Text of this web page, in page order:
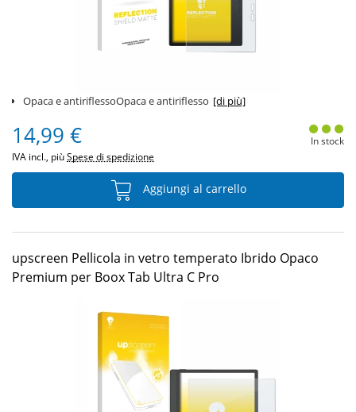
Opaca e antiriflessoOpaca e antiriflesso [di più]
14,99 €
IVA incl., piùSpese di spedizione
In stock
Aggiungi al carrello
upscreen Pellicola in vetro temperato Ibrido Opaco
Premium per Boox Tab Ultra C Pro